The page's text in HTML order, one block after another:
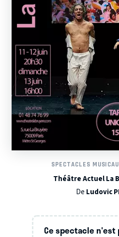
SPECTACLES
Théâtre Actuel La
De Ludovic
Ce spectacle n'est